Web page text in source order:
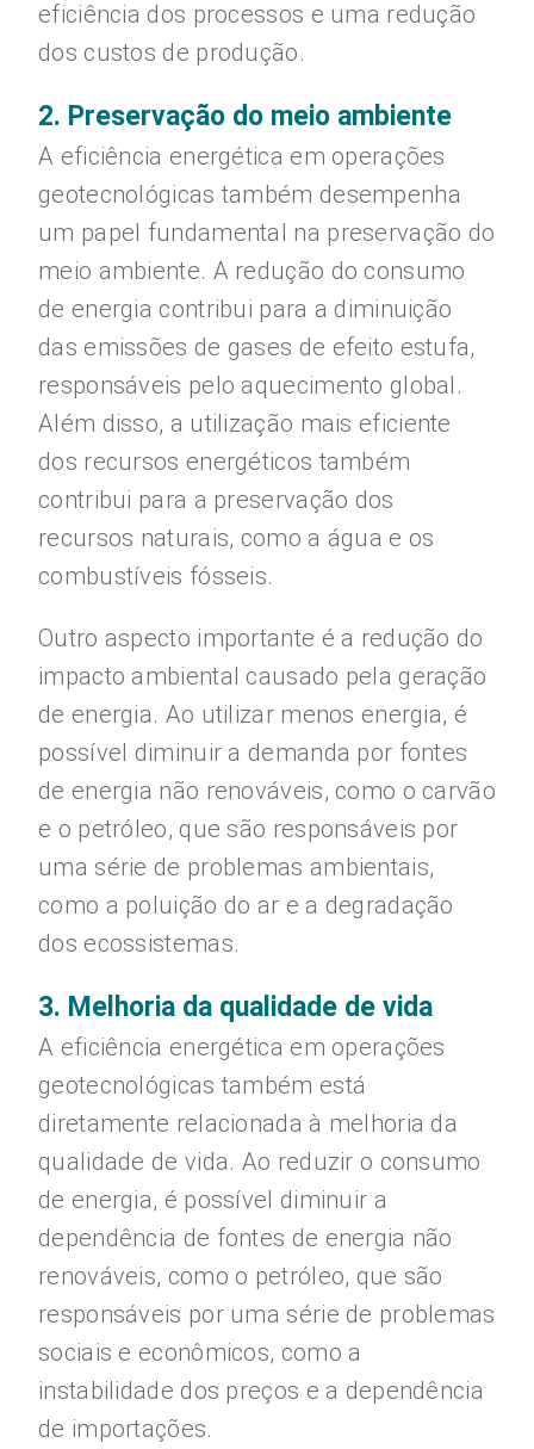
eficiência dos processos e uma redução
dos custos de produção.
2. Preservação do meio ambiente
A eficiência energética em operações
geotecnológicas também desempenha
um papel fundamental na preservação do
meio ambiente. A redução do consumo
de energia contribui para a diminuição
das emissões de gases de efeito estufa,
responsáveis pelo aquecimento global.
Além disso, a utilização mais eficiente
dos recursos energéticos também
contribui para a preservação dos
recursos naturais, como a água e os
combustíveis fósseis.
Outro aspecto importante é a redução do
impacto ambiental causado pela geração
de energia. Ao utilizar menos energia, é
possível diminuir a demanda por fontes
de energia não renováveis, como o carvão
e o petróleo, que são responsáveis por
uma série de problemas ambientais,
como a poluição do ar e a degradação
dos ecossistemas.
3. Melhoria da qualidade de vida
A eficiência energética em operações
geotecnológicas também está
diretamente relacionada à melhoria da
qualidade de vida. Ao reduzir o consumo
de energia, é possível diminuir a
dependência de fontes de energia não
renováveis, como o petróleo, que são
responsáveis por uma série de problemas
sociais e econômicos, como a
instabilidade dos preços e a dependência
de importações.